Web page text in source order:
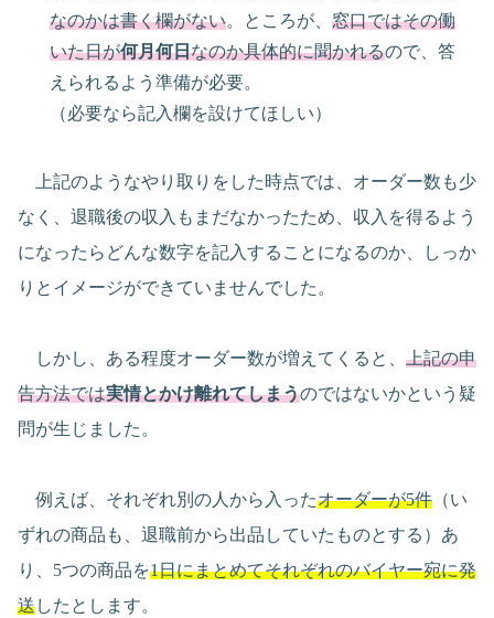
なのかは書く欄がない。ところが、窓口ではその働
いた日が何月何日なのか具体的に聞かれるので、答
えられるよう準備が必要。
（必要なら記入欄を設けてほしい）
上記のようなやり取りをした時点では、オーダー数も少
なく、退職後の収入もまだなかったため、収入を得るよう
になったらどんな数字を記入することになるのか、しっか
りとイメージができていませんでした。
しかし、ある程度オーダー数が増えてくると、 上記の申
告方法では実情とかけ離れてしまうのではないかという疑
問が生じました。
例えば、それぞれ別の人から入ったオーダーが5件 （い
ずれの商品も、退職前から出品していたものとする）あ
り、5つの商品を1日にまとめてそれぞれのバイヤー宛に発
送したとします。